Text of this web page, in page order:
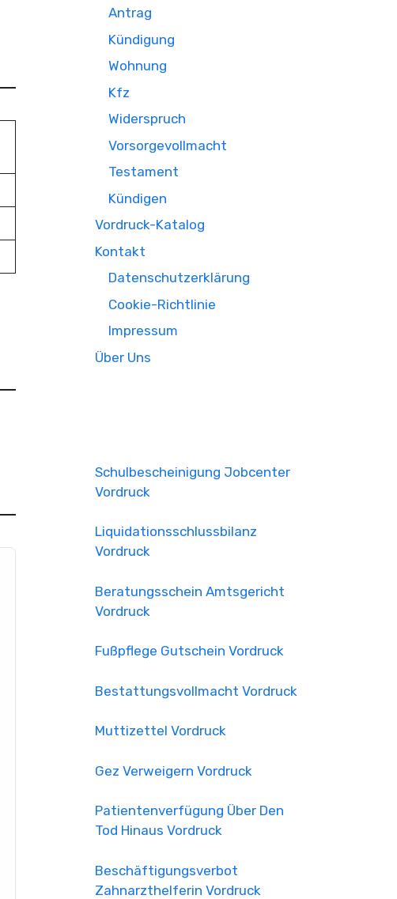
Antrag
Kündigung
Wohnung
Kfz
Widerspruch
Vorsorgevollmacht
Testament
Kündigen
Vordruck-Katalog
Kontakt
Datenschutzerklärung
Cookie-Richtlinie
Impressum
Über Uns
Schulbescheinigung Jobcenter
Vordruck
Liquidationsschlussbilanz
Vordruck
Beratungsschein Amtsgericht
Vordruck
Fußpflege Gutschein Vordruck
Bestattungsvollmacht Vordruck
Muttizettel Vordruck
Gez Verweigern Vordruck
Patientenverfügung Über Den
Tod Hinaus Vordruck
Beschäftigungsverbot
Zahnarzthelferin Vordruck